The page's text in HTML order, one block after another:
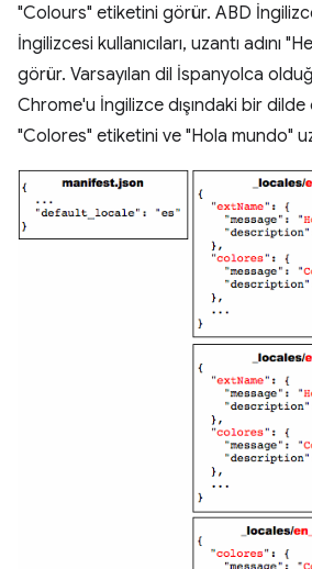
"Colours" etiketini görür. ABD
İngilizcesi kullanıcıları, uzantı adını
görür. Varsayılan dil İspanyolca
Chrome'u İngilizce dışındaki bir dilde
"Colores" etiketini ve "Hola mundo"